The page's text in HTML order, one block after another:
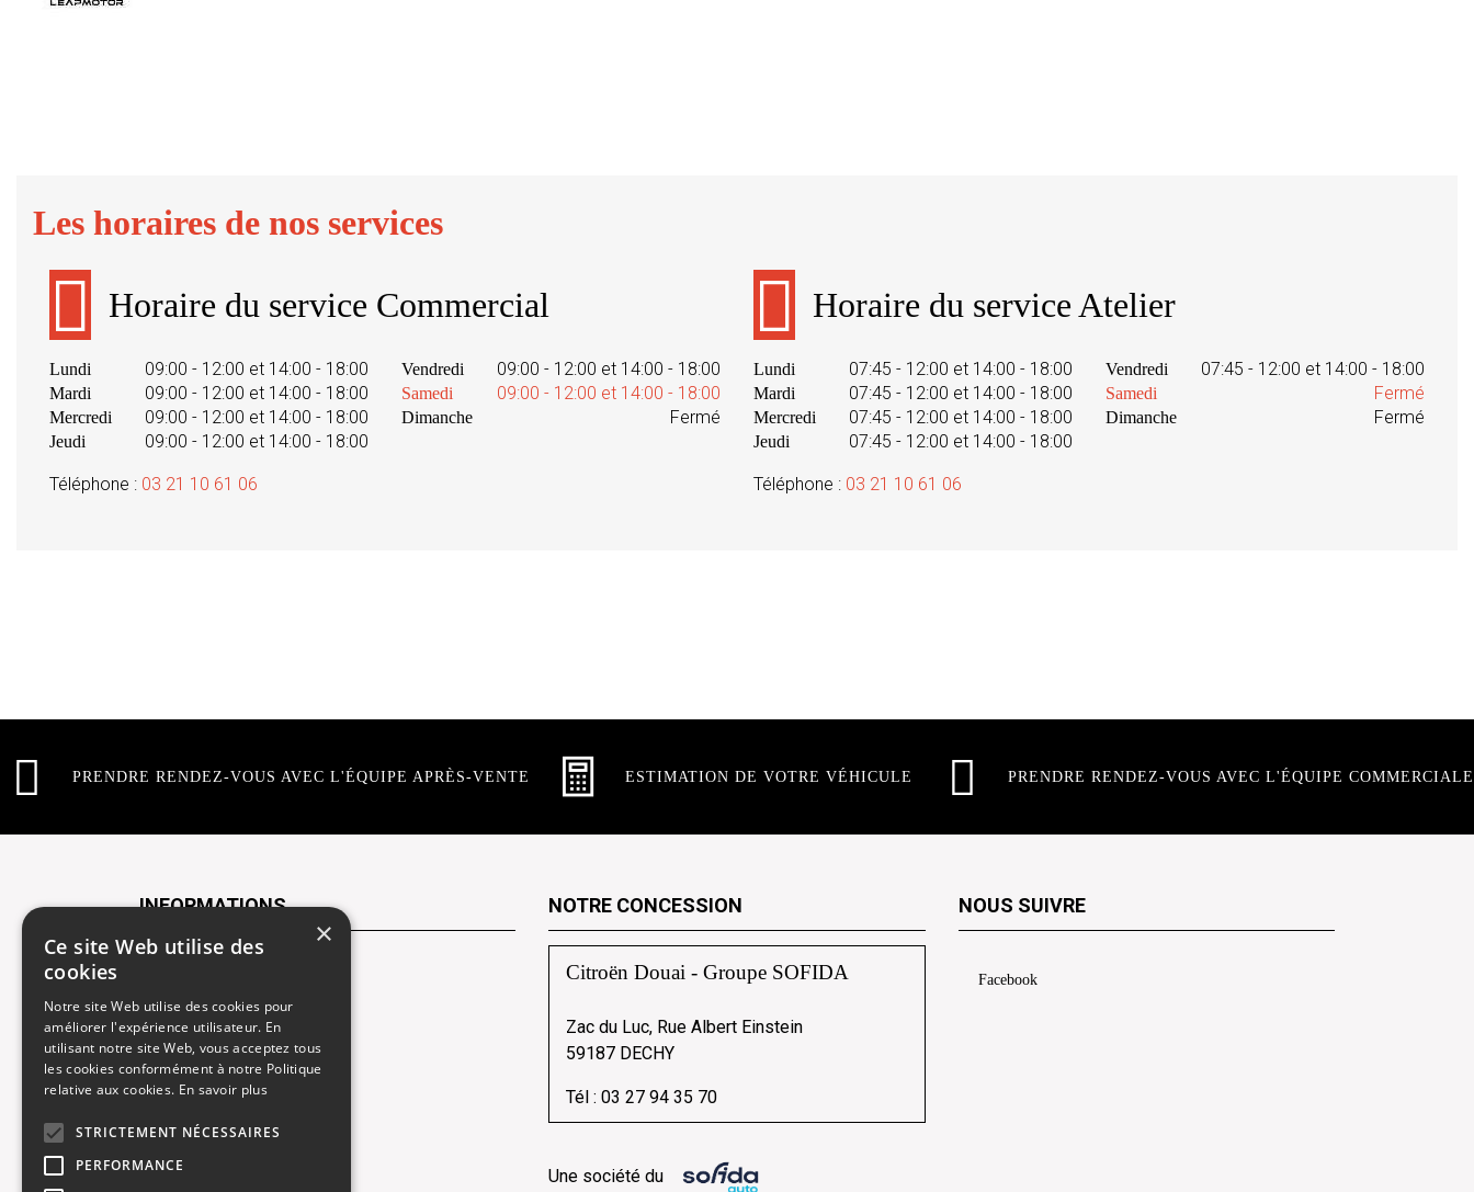
Les horaires de nos services
Horaire du service Commercial
Lundi 09:00 - 12:00 et 14:00 - 18:00
Mardi 09:00 - 12:00 et 14:00 - 18:00
Mercredi 09:00 - 12:00 et 14:00 - 18:00
Jeudi 09:00 - 12:00 et 14:00 - 18:00
Vendredi 09:00 - 12:00 et 14:00 - 18:00
Samedi 09:00 - 12:00 et 14:00 - 18:00
Dimanche Fermé
Téléphone : 03 21 10 61 06
Horaire du service Atelier
Lundi 07:45 - 12:00 et 14:00 - 18:00
Mardi 07:45 - 12:00 et 14:00 - 18:00
Mercredi 07:45 - 12:00 et 14:00 - 18:00
Jeudi 07:45 - 12:00 et 14:00 - 18:00
Vendredi 07:45 - 12:00 et 14:00 - 18:00
Samedi Fermé
Dimanche Fermé
Téléphone : 03 21 10 61 06
PRENDRE RENDEZ-VOUS AVEC L'ÉQUIPE APRÈS-VENTE ESTIMATION DE VOTRE VÉHICULE PRENDRE RENDEZ-VOUS AVEC L'ÉQUIPE COMMERCIALE
INFORMATIONS
Recrutement
Rendez-vous atelier
Mentions légales
NOTRE CONCESSION
Citroën Douai - Groupe SOFIDA
Zac du Luc, Rue Albert Einstein
59187 DECHY
Tél :03 27 94 35 70
Une société du
NOUS SUIVRE
Facebook
×
Ce site Web utilise des
cookies
Notre site Web utilise des cookies pour
améliorer l'expérience utilisateur. En
utilisant notre site Web, vous acceptez tous
les cookies conformément à notre Politique
relative aux cookies. En savoir plus
STRICTEMENT NÉCESSAIRES
PERFORMANCE